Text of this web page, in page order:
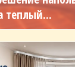
теплый...